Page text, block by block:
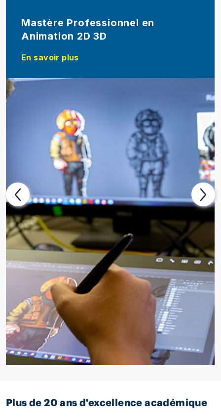
Mastère Professionnel en
Animation 2D 3D
En savoir plus
Plus de 20 ans d'excellence académique